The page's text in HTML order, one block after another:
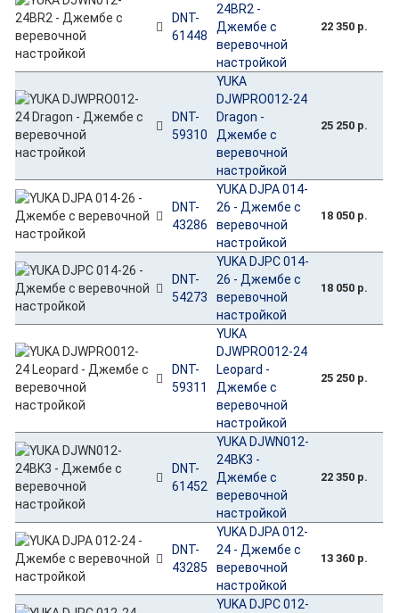
DNT-
61448
24BR2 -
Джембе с
веревочной
настройкой
22 350 р.
DNT-
59310
YUKA
DJWPRO012-24
Dragon -
Джембе с
веревочной
настройкой
25 250 р.
DNT-
43286
YUKA DJPA 014-
26 - Джембе с
веревочной
настройкой
18 050 р.
DNT-
54273
YUKA DJPC 014-
26 - Джембе с
веревочной
настройкой
18 050 р.
DNT-
59311
YUKA
DJWPRO012-24
Leopard -
Джембе с
веревочной
настройкой
25 250 р.
DNT-
61452
YUKA DJWN012-
24BK3 -
Джембе с
веревочной
настройкой
22 350 р.
DNT-
43285
YUKA DJPA 012-
24 - Джембе с
веревочной
настройкой
13 360 р.
YUKA DJPC 012-